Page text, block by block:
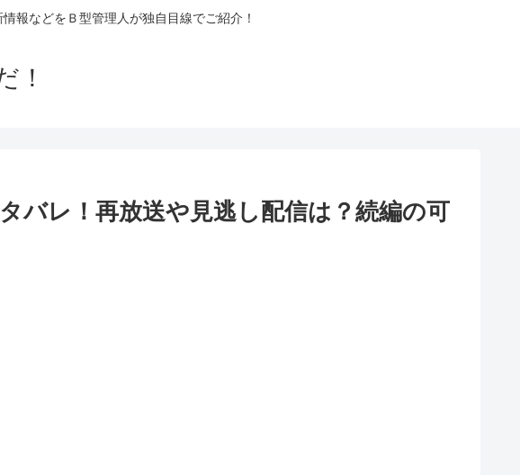
報などをＢ型管理人が独自目線でご紹介！
！
バレ！再放送や見逃し配信は？続編の可